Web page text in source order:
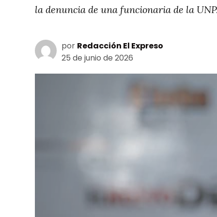
la denuncia de una funcionaria de la
por Redacción El Expreso
25 de junio de 2026